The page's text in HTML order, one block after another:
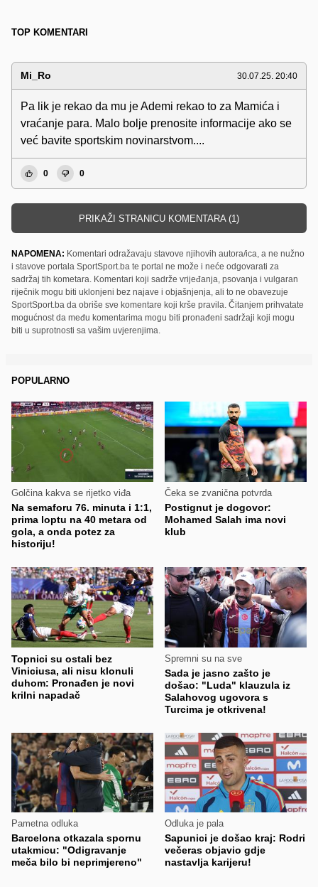
TOP KOMENTARI
Mi_Ro 30.07.25. 20:40
Pa lik je rekao da mu je Ademi rekao to za Mamića i
vraćanje para. Malo bolje prenosite informacije ako se
već bavite sportskim novinarstvom....
0 0
PRIKAŽI STRANICU KOMENTARA (1)
NAPOMENA: Komentari odražavaju stavove njihovih autora/ica, a ne nužno
i stavove portala SportSport.ba te portal ne može i neće odgovarati za
sadržaj tih kometara. Komentari koji sadrže vrijeđanja, psovanja i vulgaran
riječnik mogu biti uklonjeni bez najave i objašnjenja, ali to ne obavezuje
SportSport.ba da obriše sve komentare koji krše pravila. Čitanjem prihvatate
mogućnost da među komentarima mogu biti pronađeni sadržaji koji mogu
biti u suprotnosti sa vašim uvjerenjima.
POPULARNO
Golčina kakva se rijetko viđa
Na semaforu 76. minuta i 1:1,
prima loptu na 40 metara od
gola, a onda potez za
historiju!
Čeka se zvanična potvrda
Postignut je dogovor:
Mohamed Salah ima novi
klub
Topnici su ostali bez
Viniciusa, ali nisu klonuli
duhom: Pronađen je novi
krilni napadač
Spremni su na sve
Sada je jasno zašto je
došao: "Luda" klauzula iz
Salahovog ugovora s
Turcima je otkrivena!
Pametna odluka
Barcelona otkazala spornu
utakmicu: "Odigravanje
meča bilo bi neprimjereno"
Odluka je pala
Sapunici je došao kraj: Rodri
večeras objavio gdje
nastavlja karijeru!